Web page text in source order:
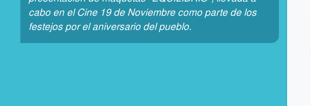
cabo en el Cine 19 de Noviembre como parte de los
festejos por el aniversario del pueblo.